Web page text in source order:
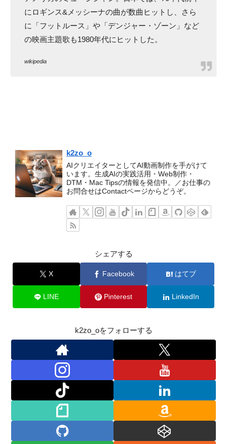
にロギンス&メッシーナの曲が数曲ヒットし、さら
に「フットルース」や「デンジャー・ゾーン」など
の映画主題歌も1980年代にヒットした。
wikipedia
k2zo_o
AIクリエイターとしてAI動画制作を手がけて
います。生成AIの実践活用・Web制作・
DTM・Mac Tipsの情報を発信中。／お仕事の
お問合せはContactページからどうぞ。
シェアする
X Facebook はてブ
LINE Pinterest LinkedIn
k2zo_oをフォローする